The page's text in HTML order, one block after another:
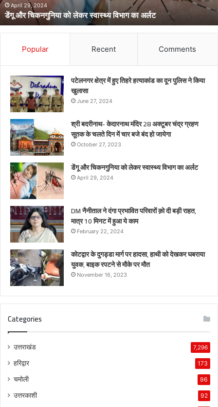
अर्लटApril 29, 2024
डेंगू और चिकनगुनिया को लेकर स्वास्थ्य विभाग का अर्लट
Popular Recent Comments
पटेलनगर क्षेत्र में हुए तिहरे हत्याकांड का दून पुलिस ने किया
खुलासा
June 27, 2024
श्री बदरीनाथ- केदारनाथ मंदिर 28 अक्टूबर चंद्र ग्रहण
सूतक के चलते दिन में चार बजे बंद हो जायेगा
October 27, 2023
डेंगू और चिकनगुनिया को लेकर स्वास्थ्य विभाग का अर्लट
April 29, 2024
DM नैनीताल ने दंगा प्रभावित परिवारों क़ो दी बड़ी राहत,
मात्र 10 मिनट में हुआ ये काम
February 22, 2024
कोटद्वार के दुगड्डा मार्ग पर हादसा, हाथी को देखकर घबराया
युवक, बाइक रपटने से मौके पर मौत
November 16, 2023
Categories
उत्तराखंड 7,296
हरिद्वार 173
चमोली 96
उत्तरकाशी 92